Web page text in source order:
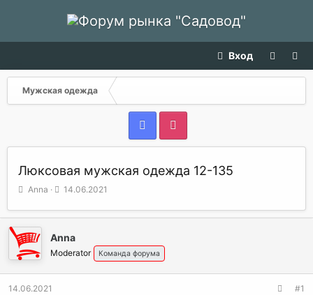
Вход
Мужская одежда
Люксовая мужская одежда 12-135
А
т
о
р
т
м
ы
Anna
Д
т
н
а
а
14.06.2021
Anna
Moderator Команда форума
14.06.2021 #1